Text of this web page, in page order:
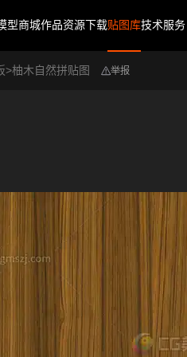
型商城作品资源下载贴图库技术服务
>柚木自然拼贴图 举报